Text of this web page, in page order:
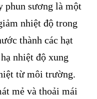
phun sương là một
nhiệt độ trong
thành các hạt
nhiệt độ xung
từ môi trường.
mẻ và thoải mái